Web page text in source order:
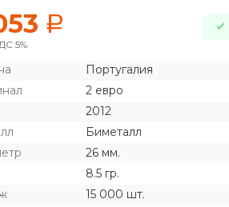
a
5%
Португалия
2 евро
2012
Биметалл
26 мм.
8.5 гр.
15 000 шт.